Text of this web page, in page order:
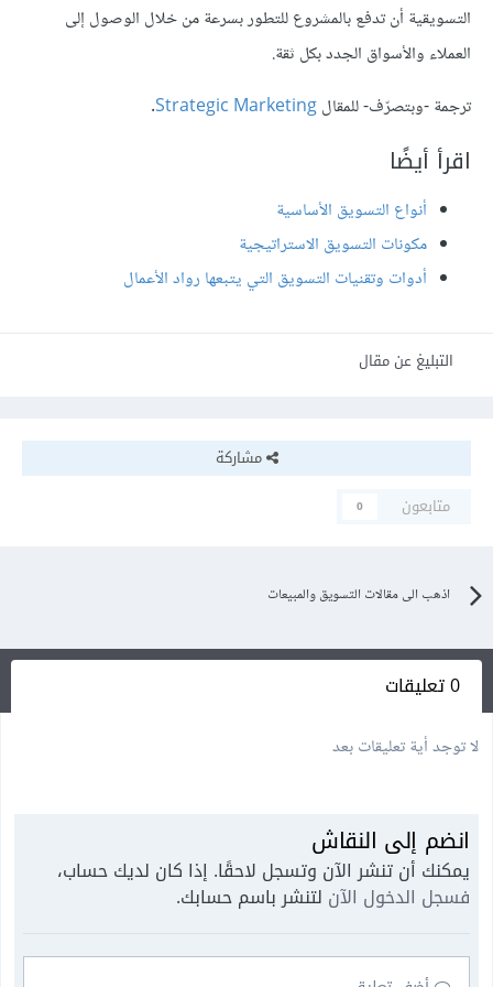
التسويقية أن تدفع بالمشروع للتطور بسرعة من خلال الوصول إلى
العملاء والأسواق الجدد بكل ثقة.
ترجمة -وبتصرّف- للمقالStrategic Marketing
.
اقرأ أيضًا
أنواع التسويق الأساسية
مكونات التسويق الاستراتيجية
أدوات وتقنيات التسويق التي يتبعها رواد الأعمال
التبليغ عن مقال
مشاركة
متابعون
0
اذهب الى مقالات التسويق والمبيعات
0 تعليقات
لا توجد أية تعليقات بعد
انضم إلى النقاش
يمكنك أن تنشر الآن وتسجل لاحقًا. إذا كان لديك حساب،
فسجل الدخول الآن لتنشر باسم حسابك.